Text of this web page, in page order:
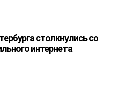
столкнулись со
интернета